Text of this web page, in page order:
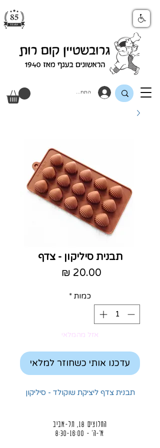
התחבר
תבנית סיליקון - צדף
כמות *
אזל מהמלאי
עדכנו אותי כשחוזר למלאי
תבנית צדף ליציקת שוקולד - סיליקון
החלוצים 18, תל-אביב
א'-ה' - 8:30-16:00